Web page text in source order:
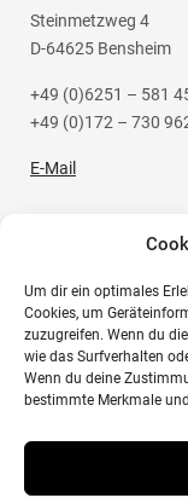
Um dir ein optimales
Cookies, um
zuzugreifen. Wenn du
wie das Surfverhalten
Wenn du deine
bestimmte Merkmale
Steinmetzweg 4
D-64625 Bensheim
+49 (0)6251 – 581
+49 (0)172 – 730
E-Mail
Social Media
Instagram